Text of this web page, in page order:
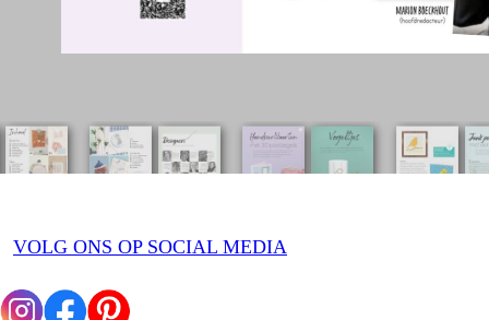
VOLG ONS OP SOCIAL MEDIA